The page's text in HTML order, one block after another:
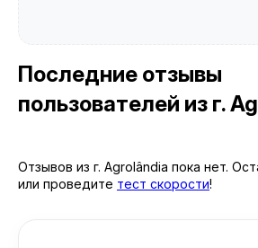
Последние отзывы
пользователей из г.
Отзывов из г. Agrolândia пока нет.
или проведите тест скорости!